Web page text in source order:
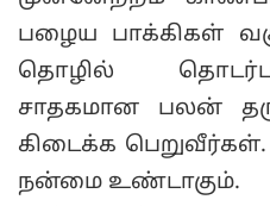
பழைய பாக்கிகள்
தொழில்
சாதகமான பலன்
கிடைக்க
நன்மை உண்டாகும்.